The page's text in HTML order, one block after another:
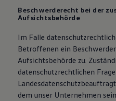
Beschwerderecht bei der
Aufsichtsbehörde
Im Falle
Betroffenen ein
Aufsichtsbehörde zu.
datenschutzrechtlichen
dem unser Unternehmen